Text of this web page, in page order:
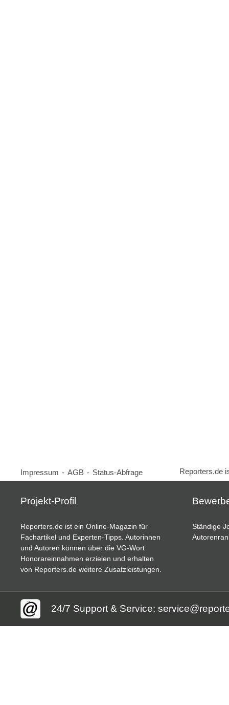
Impressum - AGB - Status-Abfrage Reporters.de
Projekt-Profil
Reporters.de ist ein Online-Magazin für
Fachartikel und Experten-Tipps. Autorinnen
und Autoren können über die VG-Wort
Honorareinnahmen erzielen und erhalten
von Reporters.de weitere Zusatzleistungen.
Ständige
24/7 Support & Service: